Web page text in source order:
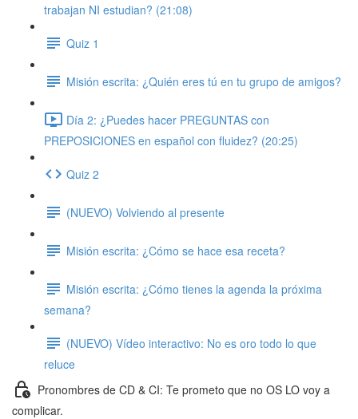
trabajan NI estudian? (21:08)
Quiz 1
Misión escrita: ¿Quién eres tú en tu grupo de amigos?
Día 2: ¿Puedes hacer PREGUNTAS con
PREPOSICIONES en español con fluidez? (20:25)
Quiz 2
(NUEVO) Volviendo al presente
Misión escrita: ¿Cómo se hace esa receta?
Misión escrita: ¿Cómo tienes la agenda la próxima
semana?
(NUEVO) Vídeo interactivo: No es oro todo lo que
reluce
Pronombres de CD & CI: Te prometo que no OS LO voy a
complicar.